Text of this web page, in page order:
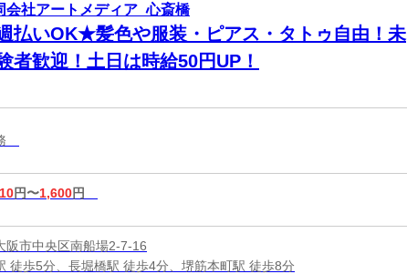
会社アートメディア_心斎橋
払いOK★髪色や服装・ピアス・タトゥ自由！未
者歓迎！土日は時給50円UP！
円〜1,600円
阪市中央区南船場2-7-16
徒歩5分、長堀橋駅 徒歩4分、堺筋本町駅 徒歩8分